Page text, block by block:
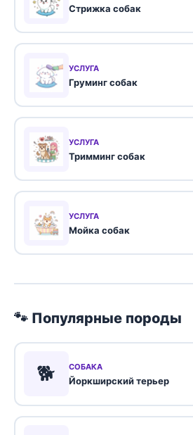
Стрижка собак
УСЛУГА
Груминг собак
УСЛУГА
Тримминг собак
УСЛУГА
Мойка собак
🐾 Популярные породы
🐕 СОБАКА
Йоркширский терьер